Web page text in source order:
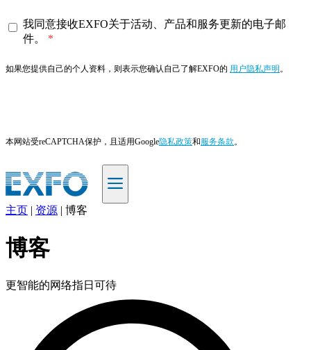
我同意接收EXFO关于活动、产品和服务更新的电子邮
件。
如果您提供自己的个人资料，则表示您确认自己了解EXFO的 用户隐私声明 。
本网站受reCAPTCHA保护，且适用Google隐私政策和服务条款。
产
解
主页 | 资源 | 博客
博客
更智能的网络指日可待